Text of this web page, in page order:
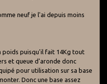
neuf je l'ai depuis moins
poids puisqu'il fait 14Kg tout
et queue d'aronde donc
pour utilisation sur sa base
Donc une base assez